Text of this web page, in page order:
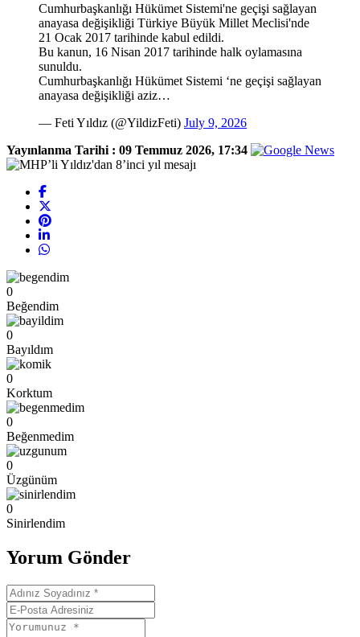
Cumhurbaşkanlığı Hükümet Sistemi'ne geçişi sağlayan
anayasa değişikliği Türkiye Büyük Millet Meclisi'nde
21 Ocak 2017 tarihinde kabul edildi.
Bu kanun, 16 Nisan 2017 tarihinde halk oylamasına
sunuldu.
Cumhurbaşkanlığı Hükümet Sistemi ‘ne geçişi sağlayan
anayasa değişikliği aziz…
— Feti Yıldız (@YildizFeti) July 9, 2026
Yayınlanma Tarihi : 09 Temmuz 2026, 17:34
0
Beğendim
0
Bayıldım
0
Korktum
0
Beğenmedim
0
Üzgünüm
0
Sinirlendim
Yorum Gönder